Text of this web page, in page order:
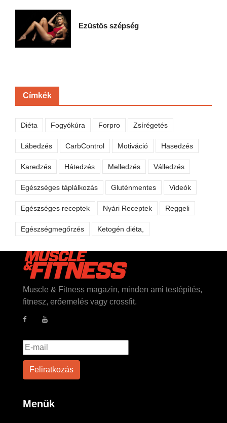
Ezüstös szépség
Címkék
Diéta Fogyókúra Forpro Zsírégetés
Lábedzés CarbControl Motiváció Hasedzés
Karedzés Hátedzés Melledzés Válledzés
Egészséges táplálkozás Gluténmentes Videók
Egészséges receptek Nyári Receptek Reggeli
Egészségmegőrzés Ketogén diéta,
Muscle & Fitness magazin, minden ami testépítés,
fitnesz, erőemelés vagy crossfit.
Menük